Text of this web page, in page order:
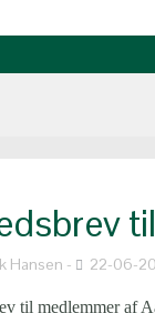
Hansen 22-06-
til medlemmer af